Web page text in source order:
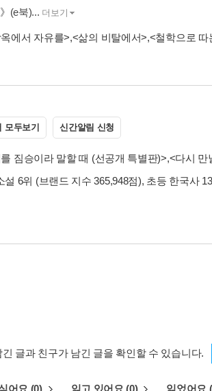
(e북)... 더보기
에서 자유를>,<삶의 비탈에서>,<철학으로 따
모두보기 신간알림 신청
짐승이라 말할 때 (선공개 특별판)>,<다시 만
설 6위 (브랜드 지수 365,948점), 초등 한국사
글과 친구가 남긴 글을 확인할 수 있습니다.